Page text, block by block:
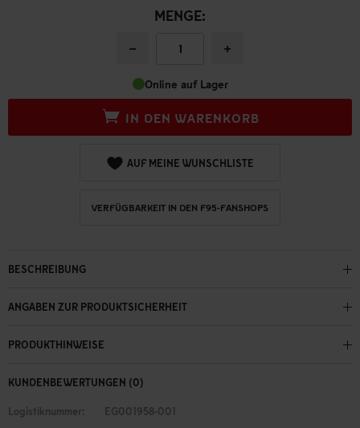
MENGE:
− +
Online auf Lager
IN DEN WARENKORB
AUF MEINE WUNSCHLISTE
VERFÜGBARKEIT IN DEN F95-FANSHOPS
BESCHREIBUNG
ANGABEN ZUR PRODUKTSICHERHEIT
PRODUKTHINWEISE
KUNDENBEWERTUNGEN (0)
Logistiknummer: EG001958-001